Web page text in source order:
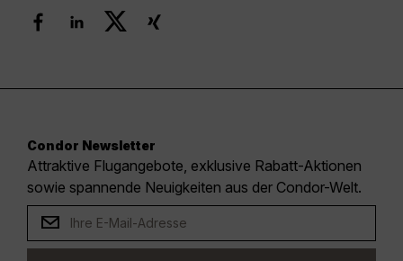
Condor Newsletter
Attraktive Flugangebote, exklusive Rabatt-Aktionen
sowie spannende Neuigkeiten aus der Condor-Welt.